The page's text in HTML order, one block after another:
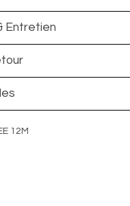
Entretien
12M